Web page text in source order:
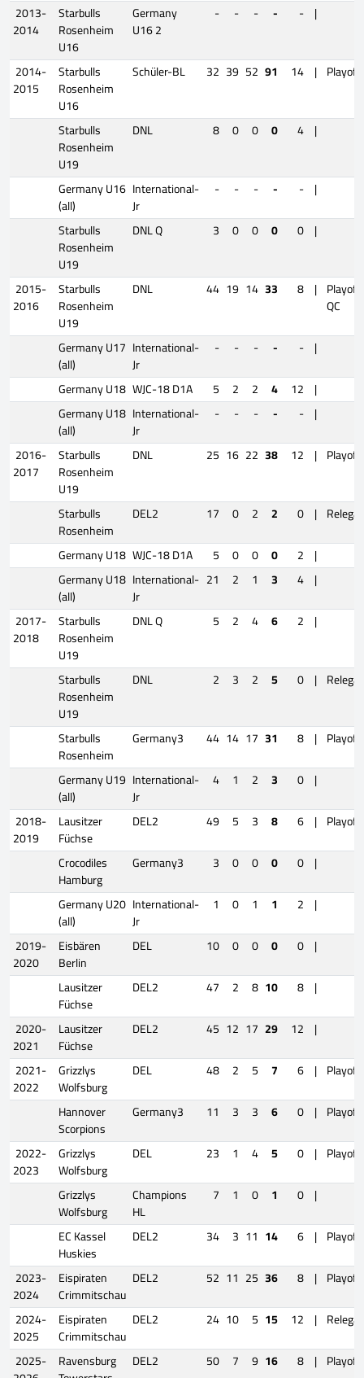
2013-
2014
Starbulls
Rosenheim
U16
Germany
U16 2
- - - - - |
2014-
2015
Starbulls
Rosenheim
U16
Schüler-BL 32 39 52 91 14 |
Starbulls
Rosenheim
U19
DNL 8 0 0 0 4 |
Germany U16
(all)
International-
Jr
- - - - - |
Starbulls
Rosenheim
U19
DNL Q 3 0 0 0 0 |
2015-
2016
Starbulls
Rosenheim
U19
DNL 44 19 14 33 8 |
QC
Germany U17
(all)
International-
Jr
- - - - - |
Germany U18 WJC-18 D1A 5 2 2 4 12 |
Germany U18
(all)
International-
Jr
- - - - - |
2016-
2017
Starbulls
Rosenheim
U19
DNL 25 16 22 38 12 |
Starbulls
Rosenheim
DEL2 17 0 2 2 0 |
Germany U18 WJC-18 D1A 5 0 0 0 2 |
Germany U18
(all)
International-
Jr
21 2 1 3 4 |
2017-
2018
Starbulls
Rosenheim
U19
DNL Q 5 2 4 6 2 |
Starbulls
Rosenheim
U19
DNL 2 3 2 5 0 |
Starbulls
Rosenheim
Germany3 44 14 17 31 8 |
Germany U19
(all)
International-
Jr
4 1 2 3 0 |
2018-
2019
Lausitzer
Füchse
DEL2 49 5 3 8 6 |
Crocodiles
Hamburg
Germany3 3 0 0 0 0 |
Germany U20
(all)
International-
Jr
1 0 1 1 2 |
2019-
2020
Eisbären
Berlin
DEL 10 0 0 0 0 |
Lausitzer
Füchse
DEL2 47 2 8 10 8 |
2020-
2021
Lausitzer
Füchse
DEL2 45 12 17 29 12 |
2021-
2022
Grizzlys
Wolfsburg
DEL 48 2 5 7 6 |
Hannover
Scorpions
Germany3 11 3 3 6 0 |
2022-
2023
Grizzlys
Wolfsburg
DEL 23 1 4 5 0 |
Grizzlys
Wolfsburg
Champions
HL
7 1 0 1 0 |
EC Kassel
Huskies
DEL2 34 3 11 14 6 |
2023-
2024
Eispiraten
Crimmitschau
DEL2 52 11 25 36 8 |
2024-
2025
Eispiraten
Crimmitschau
DEL2 24 10 5 15 12 |
2025-
Ravensburg
DEL2 50 7 9 16 8 |